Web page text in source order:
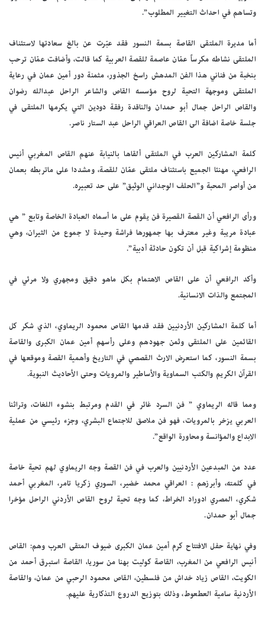
وتساهم في احداث التغيير المطلوب”.
أما مديرة الملتقى القاصة بسمة النسور فقد عبّرت عن بالغ سعادتها لاستئناف
الملتقى نشاطه مكرساً عمّان عاصمة للقصة العربية كما قالت، وأضافت عمّان ترحب
بنخبة من فناني هذا الفن المدهش راسخ الجذور، مثمنة دور أمين عمان في رعاية
الملتقى وموجهة التحية لروح مؤسسه القاص والشاعر الراحل عبدالله رضوان
والقاص الراحل جمال أبو حمدان والناقدة رفقة دودين التي يكرمها الملتقى في
جلسة خاصة اضافة الى القاص العراقي الراحل عبد الستار ناصر.
كلمة المشاركين العرب في الملتقى ألقاها بالنيابة عنهم القاص المغربي أنيس
الرافعي، مهنئا الجميع باستئناف ملتقى عمّان للقصة، ومشددا على ماتربطه بعمان
من أواصر المحبة و”الحلف الوجداني الوثيق” على حد تعبيره.
ورأى الرافعي أن القصة القصيرة فن يقوم على ما أسماه العبادة الخاصة وتابع ” هي
عبادة مريبة وغير معترف بها جمهورها فراشة وحيدة لا جموع من الثيران، وهي
منظومة إشراكية قبل أن تكون حادثة أدبية”.
وأكد الرافعي أن على القاص الاهتمام بكل ماهو دقيق ومجهري ولا مرئي في
المجتمع والذات الانسانية.
أما كلمة المشاركين الأردنيين فقد قدمها القاص محمود الريماوي، الذي شكر كل
القائمين على الملتقى وثمن جهودهم وعلى رأسهم أمين عمان الكبرى والقاصة
بسمة النسور، كما استعرض الارث القصصي في التاريخ وأهمية القصة وموقعها في
القرآن الكريم والكتب السماوية والأساطير والمرويات وحتى الأحاديث النبوية.
ومما قاله الريماوي ” فن السرد غائر في القدم ومرتبط بنشوء اللغات، وتراثنا
العربي يزخر بالمرويات، فهو فن ملاصق للاجتماع البشري، وجزء رئيسي من عملية
الابداع والمؤانسة ومحاورة الواقع”.
عدد من المبدعين الأردنيين والعرب في فن القصة وجه الريماوي لهم تحية خاصة
في كلمته، وأبرزهم : العراقي محمد خضير، السوري زكريا تامر، المغربي أحمد
شكري، المصري ادوراد الخراط، كما وجه تحية لروح القاص الأردني الراحل مؤخرا
جمال أبو حمدان.
وفي نهاية حفل الافتتاح كرم أمين عمان الكبرى ضيوف المتقى العرب وهم: القاص
أنيس الرافعي من المغرب، القاصة كوليت بهنا من سوريا، القاصة استبرق أحمد من
الكويت، القاص زياد خداش من فلسطين، القاص محمود الرحبي من عمان، والقاصة
الأردنية سامية العطعوط، وذلك بتوزيع الدروع التذكارية عليهم.